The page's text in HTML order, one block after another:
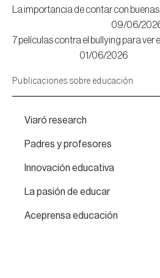
La importancia de contar con
09/06/
7 películas contra el bullying para ver
01/06/2026
Publicaciones sobre educación
Viaró research
Padres y profesores
Innovación educativa
La pasión de educar
Aceprensa educación